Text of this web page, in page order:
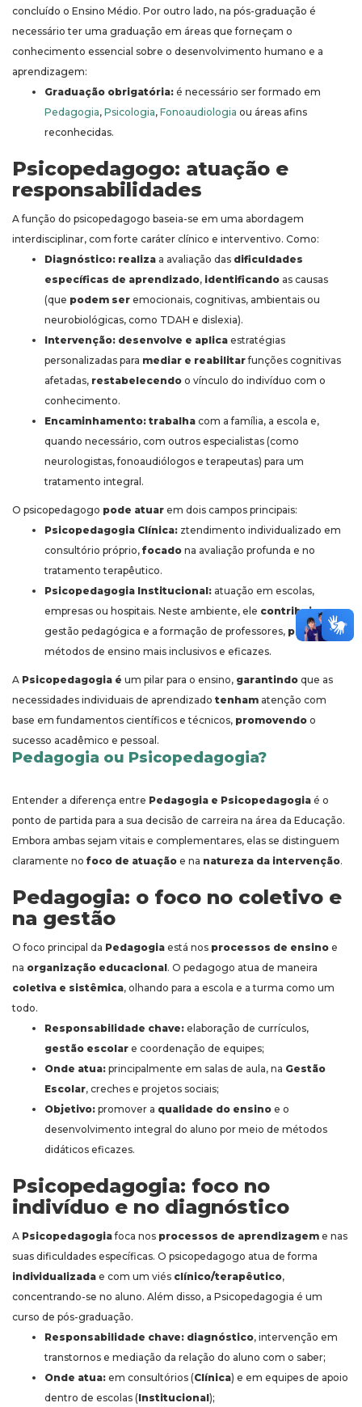
concluído o Ensino Médio. Por outro lado, na pós-graduação é
necessário ter uma graduação em áreas que forneçam o
conhecimento essencial sobre o desenvolvimento humano e a
aprendizagem:
Graduação obrigatória: é necessário ser formado em
Pedagogia, Psicologia, Fonoaudiologia ou áreas afins
reconhecidas.
Psicopedagogo: atuação e
responsabilidades
A função do psicopedagogo baseia-se em uma abordagem
interdisciplinar, com forte caráter clínico e interventivo. Como:
Diagnóstico: realiza a avaliação das dificuldades
específicas de aprendizado, identificando as causas
(que podem ser emocionais, cognitivas, ambientais ou
neurobiológicas, como TDAH e dislexia).
Intervenção: desenvolve e aplica estratégias
personalizadas para mediar e reabilitarfunções cognitivas
afetadas, restabelecendo o vínculo do indivíduo com o
conhecimento.
Encaminhamento: trabalha com a família, a escola e,
quando necessário, com outros especialistas (como
neurologistas, fonoaudiólogos e terapeutas) para um
tratamento integral.
O psicopedagogo pode atuar em dois campos principais:
Psicopedagogia Clínica: ztendimento individualizado em
consultório próprio, focado na avaliação profunda e no
tratamento terapêutico.
Psicopedagogia Institucional: atuação em escolas,
empresas ou hospitais. Neste ambiente, ele contribuipara a
gestão pedagógica e a formação de professores, propondo
métodos de ensino mais inclusivos e eficazes.
A Psicopedagogia é um pilar para o ensino, garantindo que as
necessidades individuais de aprendizado tenham atenção com
base em fundamentos científicos e técnicos, promovendo o
sucesso acadêmico e pessoal.
Pedagogia ou Psicopedagogia?
Entender a diferença entre Pedagogia e Psicopedagogia é o
ponto de partida para a sua decisão de carreira na área da Educação.
Embora ambas sejam vitais e complementares, elas se distinguem
claramente no foco de atuação e na natureza da intervenção.
Pedagogia: o foco no coletivo e
na gestão
O foco principal da Pedagogia está nos processos de ensino e
na organização educacional. O pedagogo atua de maneira
coletiva e sistêmica, olhando para a escola e a turma como um
todo.
Responsabilidade chave: elaboração de currículos,
gestão escolar e coordenação de equipes;
Onde atua: principalmente em salas de aula, na Gestão
Escolar, creches e projetos sociais;
Objetivo: promover a qualidade do ensino e o
desenvolvimento integral do aluno por meio de métodos
didáticos eficazes.
Psicopedagogia: foco no
indivíduo e no diagnóstico
A Psicopedagogiafoca nos processos de aprendizagem e nas
suas dificuldades específicas. O psicopedagogo atua de forma
individualizada e com um viés clínico/terapêutico,
concentrando-se no aluno. Além disso, a Psicopedagogia é um
curso de pós-graduação.
Responsabilidade chave: diagnóstico, intervenção em
transtornos e mediação da relação do aluno com o saber;
Onde atua: em consultórios (Clínica) e em equipes de apoio
dentro de escolas (Institucional);